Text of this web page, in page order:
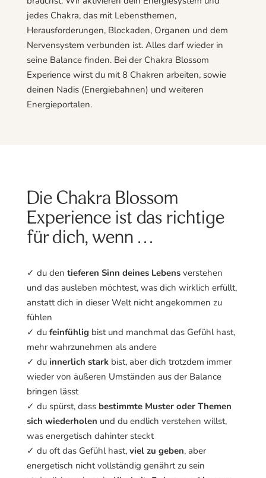
jedes Chakra, das mit Lebensthemen,
Herausforderungen, Blockaden, Organen und dem
Nervensystem verbunden ist. Alles darf wieder in
seine Balance finden. Bei der Chakra Blossom
Experience wirst du mit 8 Chakren arbeiten, sowie
deinen Nadis (Energiebahnen) und weiteren
Energieportalen.
Die Chakra Blossom
Experience ist das richtige
für dich, wenn …
✓ du den tieferen Sinn deines Lebensverstehen
und das ausleben möchtest, was dich wirklich erfüllt,
anstatt dich in dieser Welt nicht angekommen zu
fühlen
✓ du feinfühlig bist und manchmal das Gefühl hast,
mehr wahrzunehmen als andere
✓ du innerlich starkbist, aber dich trotzdem immer
wieder von äußeren Umständen aus der Balance
bringen lässt
✓ du spürst, dass bestimmte Muster oder Themen
sich wiederholen und du endlich verstehen willst,
was energetisch dahinter steckt
✓ du oft das Gefühl hast,viel zu geben, aber
energetisch nicht vollständig genährt zu sein